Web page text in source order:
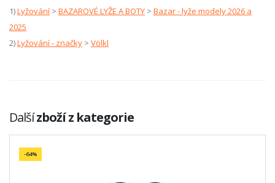
1)Lyžování > BAZAROVÉ LYŽE A BOTY > Bazar - lyže modely 2026 a
2025
2)Lyžování - značky > Völkl
Dalšízboží z kategorie
-64%